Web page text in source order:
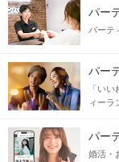
パー
パーテ
パー
「い
ィーラ
パー
婚活・